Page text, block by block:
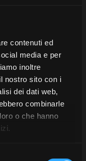
contenuti ed
media e per
inoltre
nostro sito con i
dei dati web,
combinarle
o che hanno